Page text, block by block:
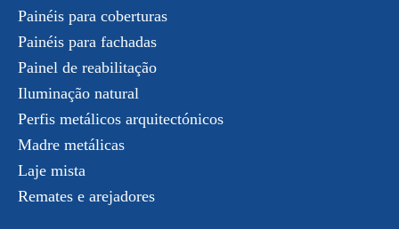
Painéis para coberturas
Painéis para fachadas
Painel de reabilitação
Iluminação natural
Perfis metálicos arquitectónicos
Madre metálicas
Laje mista
Remates e arejadores